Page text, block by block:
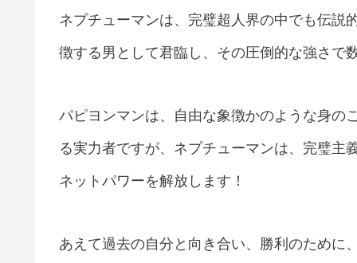
ネプチューマンは、完璧超人界の中でも伝説
徴する男として君臨し、その圧倒的な強さで
パピヨンマンは、自由な象徴かのような身の
る実力者ですが、ネプチューマンは、完璧
ネットパワーを解放します！
あえて過去の自分と向き合い、勝利のために